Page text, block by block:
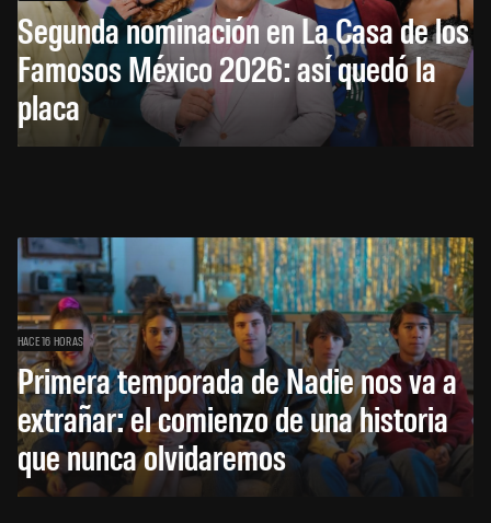
Segunda nominación en La Casa de los
Famosos México 2026: así quedó la
placa
HACE 16 HORAS
Primera temporada de Nadie nos va a
extrañar: el comienzo de una historia
que nunca olvidaremos